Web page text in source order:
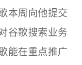
周向他提交
谷歌搜索业务
能在重点推广